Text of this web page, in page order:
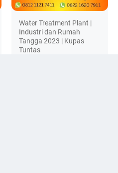
Water Treatment Plant |
Industri dan Rumah
Tangga 2023 | Kupas
Tuntas